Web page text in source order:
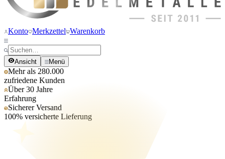
Konto Merkzettel Warenkorb
Ansicht Menü
Mehr als 280.000
zufriedene Kunden
Über 30 Jahre
Erfahrung
Sicherer Versand
100% versicherte Lieferung